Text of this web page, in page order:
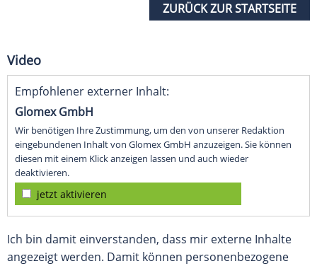
ZURÜCK ZUR STARTSEITE
Video
Empfohlener externer Inhalt:
Glomex GmbH
Wir benötigen Ihre Zustimmung, um den von unserer Redaktion
eingebundenen Inhalt von Glomex GmbH anzuzeigen. Sie können
diesen mit einem Klick anzeigen lassen und auch wieder
deaktivieren.
jetzt aktivieren
Ich bin damit einverstanden, dass mir externe Inhalte
angezeigt werden. Damit können personenbezogene